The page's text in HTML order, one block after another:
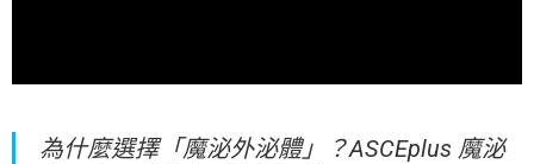
為什麼選擇「魔泌外泌體」？ASCEplus 魔泌